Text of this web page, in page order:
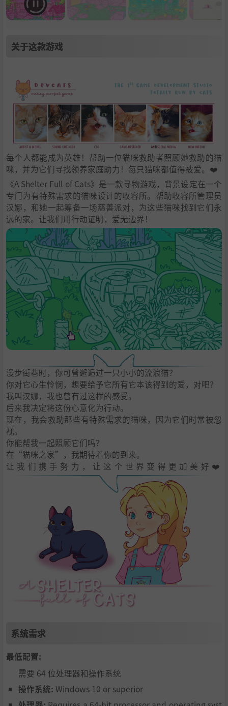
关于这款游戏
每个人都能成为英雄！帮助一位猫咪救助者照顾她救助的猫
咪，并为它们寻找领养家庭助力！每只猫咪都值得被爱。❤️
《A Shelter Full of Cats》是一款寻物游戏，背景设定在一个
专门为有特殊需求的猫咪设计的收容所。帮助收容所管理员
汉娜，和她一起筹备一场慈善派对，为这些猫咪找到它们永
远的家。让我们用行动证明，爱无边界！
漫步街巷时，你可曾邂逅过一只小小的流浪猫？
你对它心生怜悯，想要给予它所有它本该得到的爱，对吧？
我叫汉娜，我也曾有过这样的感受。
后来我决定将这份心意化为行动。
现在，我会救助那些有特殊需求的猫咪，因为它们时常被忽
视。
你能帮我一起照顾它们吗？
在“猫咪之家”，我期待着你的到来。
让我们携手努力，让这个世界变得更加美好❤️
系统需求
最低配置:
需要 64 位处理器和操作系统
操作系统: Windows 10 or superior